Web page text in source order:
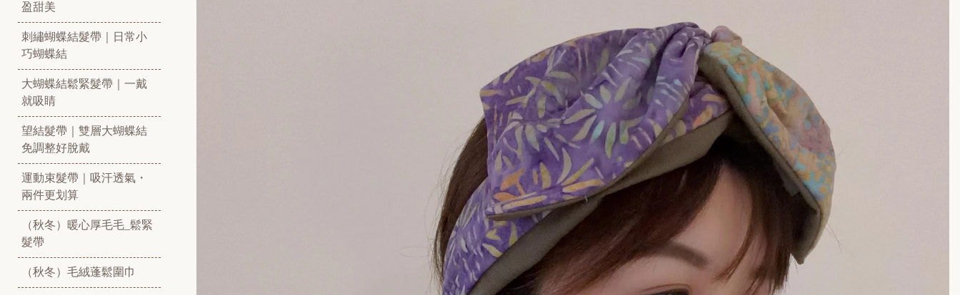
盈甜美
刺繡蝴蝶結髮帶｜日常小
巧蝴蝶結
大蝴蝶結鬆緊髮帶｜一戴
就吸睛
望結髮帶｜雙層大蝴蝶結
免調整好脫戴
運動束髮帶｜吸汗透氣・
兩件更划算
（秋冬）暖心厚毛毛_鬆緊
髮帶
（秋冬）毛絨蓬鬆圍巾